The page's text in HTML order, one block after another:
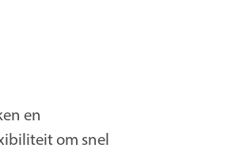
en
om snel